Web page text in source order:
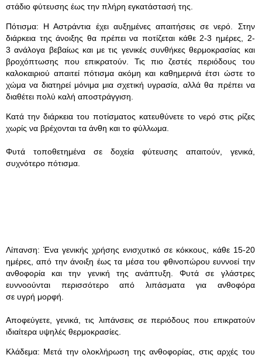
στάδιο φύτευσης έως την πλήρη εγκατάστασή της.
Πότισμα: Η Αστράντια έχει αυξημένες απαιτήσεις σε νερό. Στην
διάρκεια της άνοιξης θα πρέπει να ποτίζεται κάθε 2-3 ημέρες, 2-
3 ανάλογα βεβαίως και με τις γενικές συνθήκες θερμοκρασίας και
βροχόπτωσης που επικρατούν. Τις πιο ζεστές περιόδους του
καλοκαιριού απαιτεί πότισμα ακόμη και καθημερινά έτσι ώστε το
χώμα να διατηρεί μόνιμα μια σχετική υγρασία, αλλά θα πρέπει να
διαθέτει πολύ καλή αποστράγγιση.
Κατά την διάρκεια του ποτίσματος κατευθύνετε το νερό στις ρίζες
χωρίς να βρέχονται τα άνθη και το φύλλωμα.
Φυτά τοποθετημένα σε δοχεία φύτευσης απαιτούν, γενικά,
συχνότερο πότισμα.
Λίπανση: Ένα γενικής χρήσης ενισχυτικό σε κόκκους, κάθε 15-20
ημέρες, από την άνοιξη έως τα μέσα του φθινοπώρου ευννοεί την
ανθοφορία και την γενική της ανάπτυξη. Φυτά σε γλάστρες
ευννοούνται περισσότερο από λιπάσματα για ανθοφόρα
σε υγρή μορφή.
Αποφεύγετε, γενικά, τις λιπάνσεις σε περιόδους που επικρατούν
ιδιαίτερα υψηλές θερμοκρασίες.
Κλάδεμα: Μετά την ολοκλήρωση της ανθοφορίας, στις αρχές του